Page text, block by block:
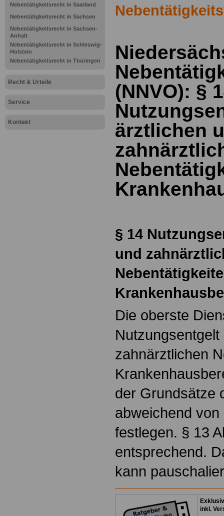
Nebentätigkeitsrecht in Saarland
Nebentätigkeitsrecht in Sachsen
Nebentätigkeitsrecht in Sachsen-
Anhalt
Nebentätigkeitsrecht in Schleswig-
Holstein
Nebentätigkeitsrecht in Thüringen
Recht & Urteile
Service
Kontakt
(NNVO): §
ärztlichen
§ 14
und
Die oberste
zahnärztlichen
der Grundsätze
abweichend
festlegen. § 13
entsprechend.
kann
inkl.